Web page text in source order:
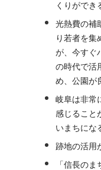
くりができ
光熱費の補
り若者を集
が、今すぐ
の時代で活
め、公園が
岐阜は非常
感じること
いまちにな
跡地の活用
「信長の